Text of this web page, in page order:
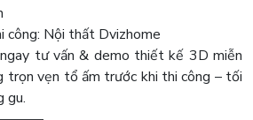
công: Nội thất Dvizhome
tư vấn & demo thiết kế 3D miễn
trọn vẹn tổ ấm trước khi thi công – tối
gu.